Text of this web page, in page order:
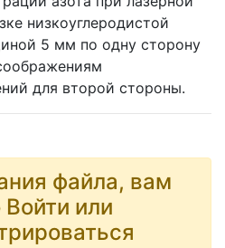
низкоуглеродистой
5 мм по одну сторону
для второй стороны.
файла, вам
или